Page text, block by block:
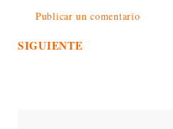
Publicar un comentario
SIGUIENTE